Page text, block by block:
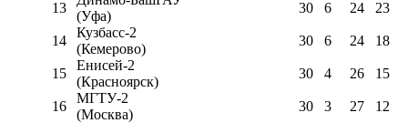
13
(Уфа)
30 6 24 23
14
Кузбасс-2
(Кемерово)
30 6 24 18
15
Енисей-2
(Красноярск)
30 4 26 15
16
МГТУ-2
(Москва)
30 3 27 12